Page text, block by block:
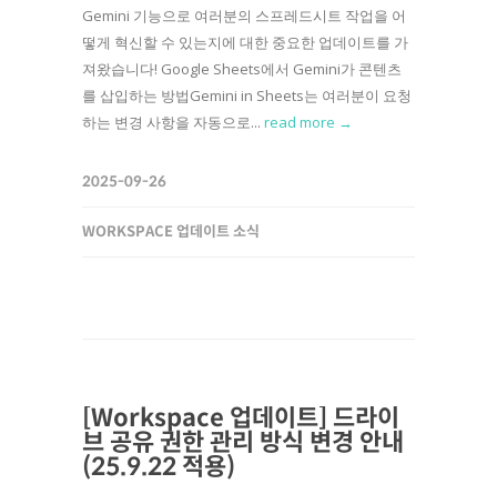
Gemini 기능으로 여러분의 스프레드시트 작업을 어
떻게 혁신할 수 있는지에 대한 중요한 업데이트를 가
져왔습니다! Google Sheets에서 Gemini가 콘텐츠
를 삽입하는 방법Gemini in Sheets는 여러분이 요청
하는 변경 사항을 자동으로... read more →
2025-09-26
WORKSPACE 업데이트 소식
[Workspace 업데이트] 드라이
브 공유 권한 관리 방식 변경 안내
(25.9.22 적용)